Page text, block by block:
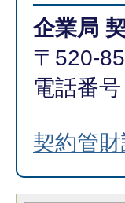
企業局
〒520-
電話番
契約管